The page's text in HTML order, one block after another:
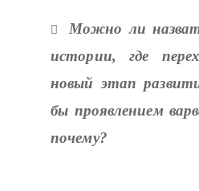
 Можно ли
истории, где
новый этап
бы проявлением
почему?